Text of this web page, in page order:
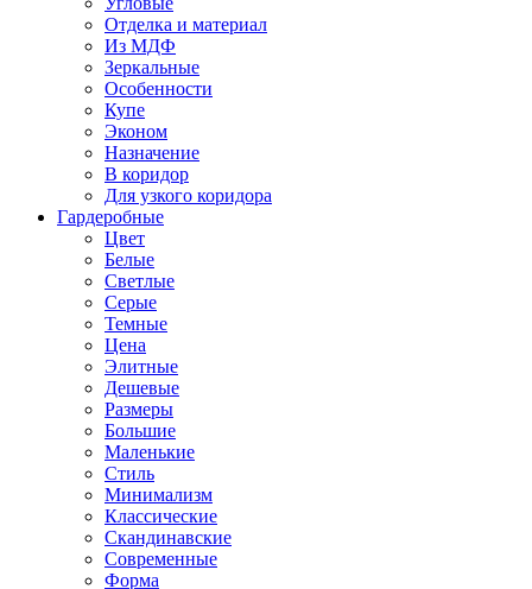
Отделка и материал
Из МДФ
Зеркальные
Особенности
Купе
Эконом
Назначение
В коридор
Для узкого коридора
Гардеробные
Цвет
Белые
Светлые
Серые
Темные
Цена
Элитные
Дешевые
Размеры
Большие
Маленькие
Стиль
Минимализм
Классические
Скандинавские
Современные
Форма